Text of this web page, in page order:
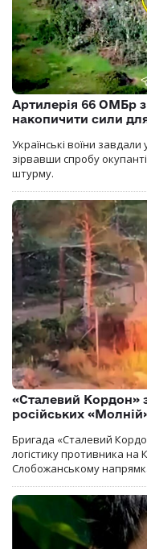
Артилерія 66 ОМБр
накопичити сили
Українські воїни
зірвавши спробу
штурму.
«Сталевий Кордон»
російських
Бригада «Сталевий
логістику противника на
Слобожанському